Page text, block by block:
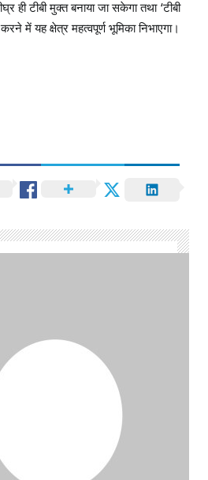
ही टीबी मुक्त बनाया जा सकेगा तथा ‘टीबी
में यह क्षेत्र महत्वपूर्ण भूमिका निभाएगा।